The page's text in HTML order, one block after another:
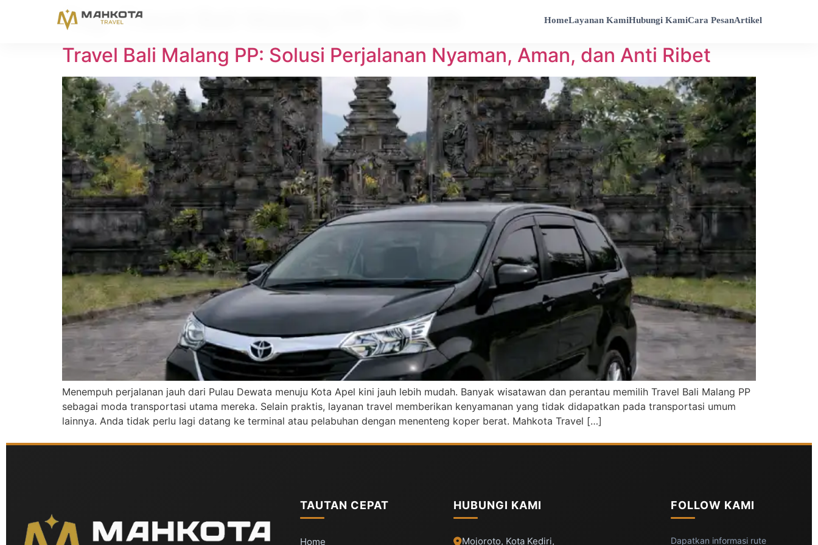
HomeLayanan KamiHubungi KamiCara PesanArtikel
Tag:Travel Bali Malang PP Terbaik
Travel Bali Malang PP: Solusi Perjalanan Nyaman, Aman, dan Anti Ribet
Menempuh perjalanan jauh dari Pulau Dewata menuju Kota Apel kini jauh lebih mudah. Banyak wisatawan dan perantau memilih Travel Bali Malang PP
sebagai moda transportasi utama mereka. Selain praktis, layanan travel memberikan kenyamanan yang tidak didapatkan pada transportasi umum
lainnya. Anda tidak perlu lagi datang ke terminal atau pelabuhan dengan menenteng koper berat. Mahkota Travel […]
TAUTAN CEPAT
Home
HUBUNGI KAMI
Mojoroto, Kota Kediri,
FOLLOW KAMI
Dapatkan informasi rute